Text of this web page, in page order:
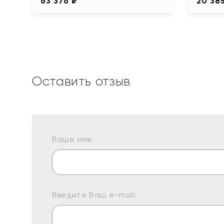
Оставить отзыв
Ваше имя:
Введите Ваш e-mail: